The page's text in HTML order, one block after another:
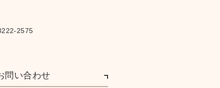
2575
問い合わせ